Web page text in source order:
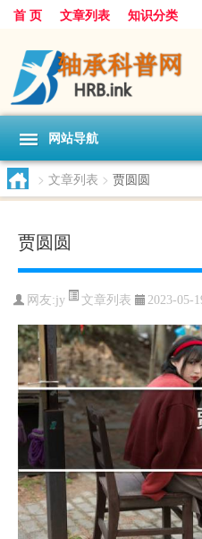
首 页 文章列表 知识分类
网站导航
> 文章列表 > 贾圆圆
贾圆圆
网友:jy 文章列表 2023-05-